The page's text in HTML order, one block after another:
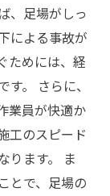
、足場がしっ
による事故が
ためには、経
。 さらに、
業員が快適か
工のスピード
ります。 ま
とで、足場の